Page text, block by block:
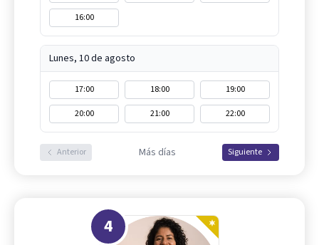
16:00
Lunes, 10 de agosto
17:00 18:00
19:00
20:00
21:00 22:00
Anterior Más días Siguiente
4